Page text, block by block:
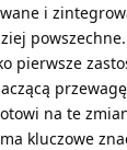
i
powszechne.
pierwsze
na te
kluczowe